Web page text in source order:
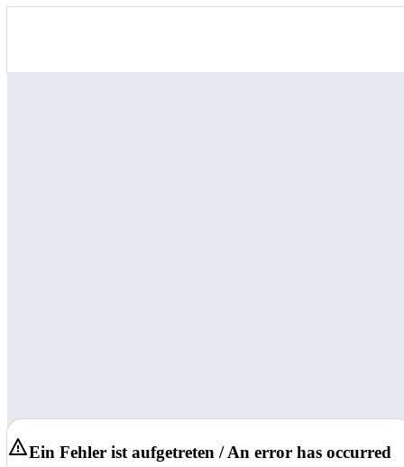
Ein Fehler ist aufgetreten / An error has occurred